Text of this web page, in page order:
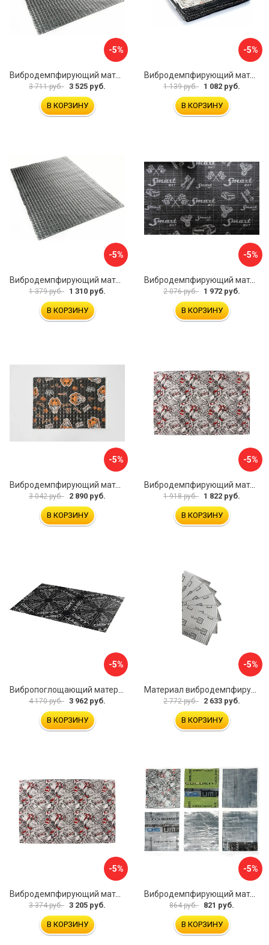
-5%
Вибродемпфирующий материал Dreamcar Noname 2 N6-2M0-S070050P1080
3 711 руб. 3 525 руб.
В КОРЗИНУ
-5%
Вибродемпфирующий материал Dreamcar Base 2 33x25 см DC-000-0926988P1395
1 139 руб. 1 082 руб.
В КОРЗИНУ
-5%
Вибродемпфирующий материал Dreamcar Noname 2 N6-2M0-S070050P1078
1 379 руб. 1 310 руб.
В КОРЗИНУ
-5%
Вибродемпфирующий материал STP Smartmat black 30 54533
2 076 руб. 1 972 руб.
В КОРЗИНУ
-5%
Вибродемпфирующий материал Шумофф Black Jack НФ-00001634
3 042 руб. 2 890 руб.
В КОРЗИНУ
-5%
Вибродемпфирующий материал Dreamcar DC-4M0-S070050P17
1 918 руб. 1 822 руб.
В КОРЗИНУ
-5%
4 170 руб. 3 962 руб.
В КОРЗИНУ
-5%
2 772 руб. 2 633 руб.
В КОРЗИНУ
-5%
Вибродемпфирующий материал Dreamcar DC-4M0-S070050P18
3 374 руб. 3 205 руб.
В КОРЗИНУ
-5%
Вибродемпфирующий материал Dreamcar Ассорти 3 DC-000-0123873P1021
864 руб. 821 руб.
В КОРЗИНУ